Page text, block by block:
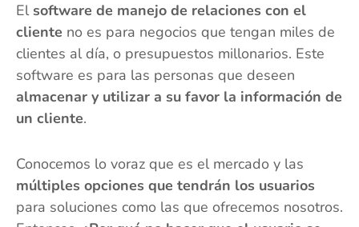
Elsoftware de manejo de relaciones con el
cliente no es para negocios que tengan miles de
clientes al día, o presupuestos millonarios. Este
software es para las personas que deseen
almacenar y utilizar a su favor la información de
un cliente.
Conocemos lo voraz que es el mercado y las
múltiples opciones que tendrán los usuarios
para soluciones como las que ofrecemos nosotros.